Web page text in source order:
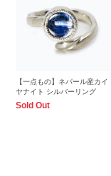
【一点もの】ネパール産カイ
ヤナイト シルバーリング
Sold Out